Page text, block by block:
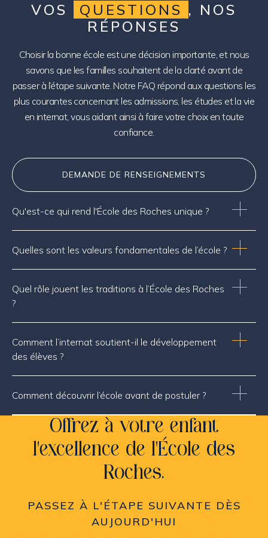
VOS QUESTIONS , NOS
RÉPONSES
Choisir la bonne école est une décision importante, et nous
savons que les familles souhaitent de la clarté avant de
passer à l’étape suivante. Notre FAQ répond aux questions les
plus courantes concernant les admissions, les études et la vie
en internat, vous aidant ainsi à faire votre choix en toute
confiance.
DEMANDE DE RENSEIGNEMENTS
Qu'est-ce qui rend l'École des Roches unique ?
Quelles sont les valeurs fondamentales de l’école ?
Quel rôle jouent les traditions à l’École des Roches
?
Comment l’internat soutient-il le développement
des élèves ?
Comment découvrir l’école avant de postuler ?
Offrez à votre enfant
l’excellence de l’École des
Roches.
PASSEZ À L'ÉTAPE SUIVANTE DÈS
AUJOURD'HUI